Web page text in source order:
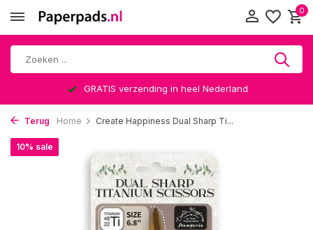
0
GRATIS verzending in heel Nederland
Terug Home Create Happiness Dual Sharp Ti...
10% sale